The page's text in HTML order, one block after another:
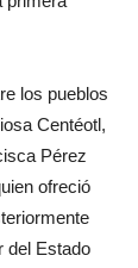
los pueblos
Centéotl,
Pérez
ofreció
del Estado